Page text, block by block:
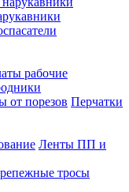
рабочие
Перчатки
Ленты ПП и
тросы